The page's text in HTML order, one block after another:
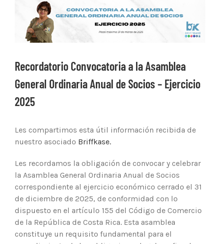
imagen
más
grande
Recordatorio Convocatoria a la Asamblea
General Ordinaria Anual de Socios – Ejercicio
2025
Les compartimos esta útil información recibida de
nuestro asociado Briffkase.
Les recordamos la obligación de convocar y celebrar
la Asamblea General Ordinaria Anual de Socios
correspondiente al ejercicio económico cerrado el 31
de diciembre de 2025, de conformidad con lo
dispuesto en el artículo 155 del Código de Comercio
de la República de Costa Rica. Esta asamblea
constituye un requisito fundamental para el